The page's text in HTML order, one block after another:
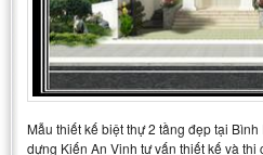
Mẫu thiết kế biệt thự 2 tầng đẹp tại
dựng Kiến An Vinh tư vấn thiết kế và